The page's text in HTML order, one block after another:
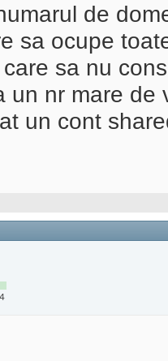
de
sa ocupe
sa nu
un nr mare
un cont